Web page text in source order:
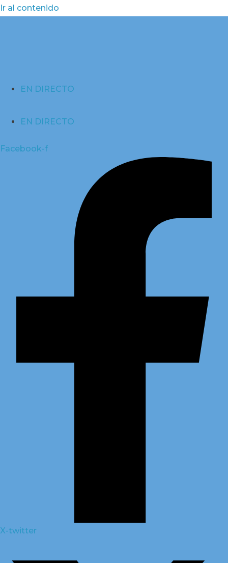
Ir al contenido
EN DIRECTO
EN DIRECTO
Facebook-f
X-twitter